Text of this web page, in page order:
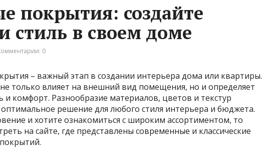
покрытия: создайте
стиль в своем доме
0
– важный этап в создании интерьера дома или квартиры.
только влияет на внешний вид помещения, но и определяет
и комфорт. Разнообразие материалов, цветов и текстур
решение для любого стиля интерьера и бюджета.
и хотите ознакомиться с широким ассортиментом, то
на сайте, где представлены современные и классические